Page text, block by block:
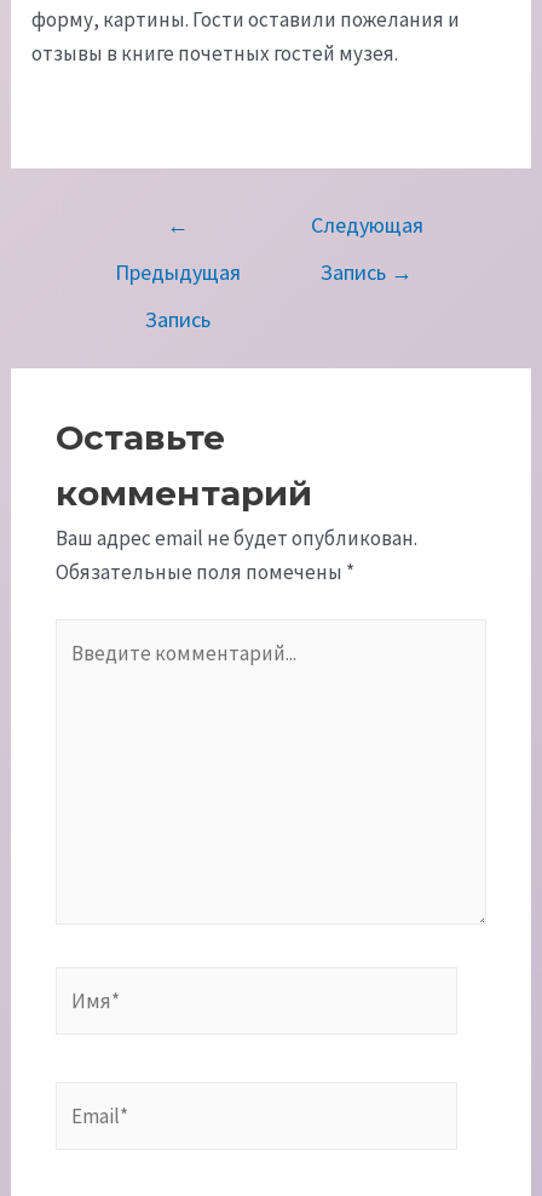
форму, картины. Гости оставили пожелания и
отзывы в книге почетных гостей музея.
записям
←
Предыдущая
Запись
Следующая
Запись →
Оставьте
комментарий
Ваш адрес email не будет опубликован.
Обязательные поля помечены *
комментарий...